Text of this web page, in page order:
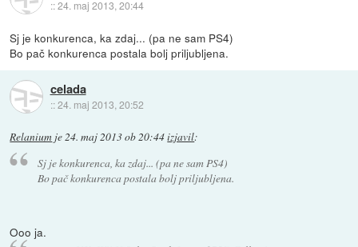
::24. maj 2013, 20:44
Sj je konkurenca, ka zdaj... (pa ne sam PS4)
Bo pač konkurenca postala bolj priljubljena.
celada
::24. maj 2013, 20:52
Relanium je 24. maj 2013 ob 20:44izjavil:
Sj je konkurenca, ka zdaj... (pa ne sam PS4)
Bo pač konkurenca postala bolj priljubljena.
Ooo ja.